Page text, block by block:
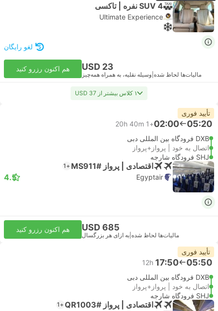
SUV 4 نفره | تاکسی
Ultimate Experience
لغو رایگان
USD 23
مالیات‌ها لحاظ شده وسیله نقلیه، به همراه همه‌چیز
هم اکنون رزرو کنید
۱ کلاس بیشتر از USD 37
تأیید فوری
05:20
02:00
+1
20h 40m
DXB فرودگاه بین المللی دبی
اتصال به خود | پرواز+پرواز
SHJ فرودگاه شارجه
اقتصادی | پرواز #MS911 +1
Egyptair
4.5
USD 685
مالیات‌ها لحاظ شده به ازای هر بزرگسال
هم اکنون رزرو کنید
تأیید فوری
05:50
17:50
12h
DXB فرودگاه بین المللی دبی
اتصال به خود | پرواز+پرواز
SHJ فرودگاه شارجه
اقتصادی | پرواز #QR1003 +1